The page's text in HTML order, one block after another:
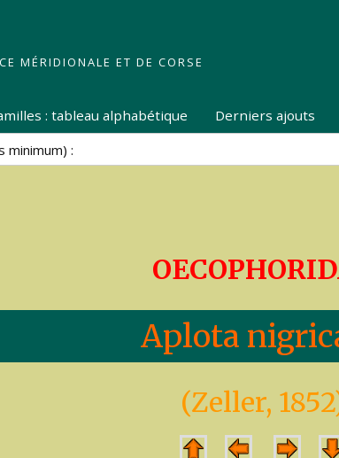
MÉRIDIONALE ET DE CORSE
: tableau alphabétique Derniers ajouts
Aplota
(Zeller,